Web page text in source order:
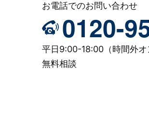
お電話でのお問い合わせ
0120-
平日9:00-18:00（時間外
無料相談